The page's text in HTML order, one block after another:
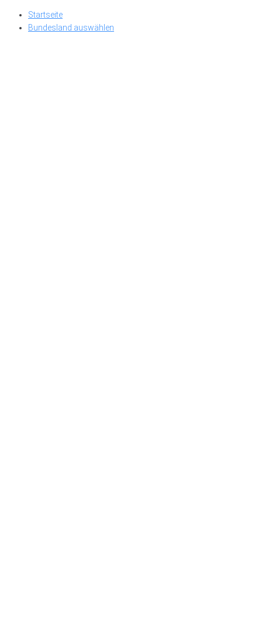
Skip
Startseite
Bundesland auswählen